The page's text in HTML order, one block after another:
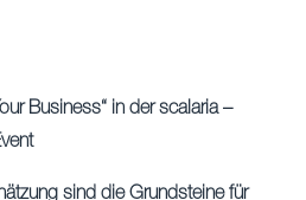
Business“ in der scalaria –
sind die Grundsteine für